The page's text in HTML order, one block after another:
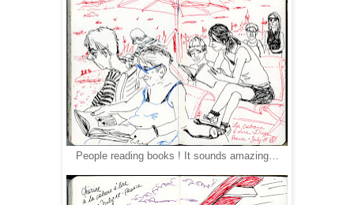
People reading books ! It sounds amazing…